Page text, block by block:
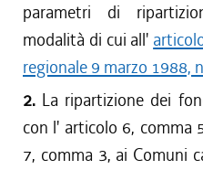
parametri di
modalità di cui all'
regionale 9 marzo 1988,
2. La ripartizione dei
con l' articolo 6, comma
7, comma 3, ai Comuni